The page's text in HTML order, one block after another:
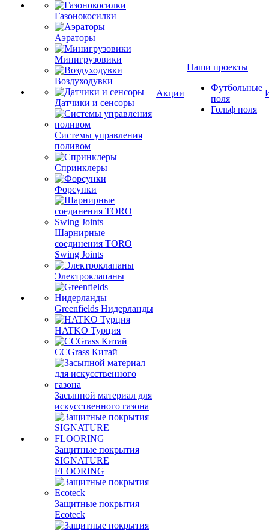
Газонокосилки
Аэраторы
Минигрузовики
Воздуходувки
Датчики и сенсоры
Системы управления
поливом
Спринклеры
Форсунки
Шарнирные
соединения TORO
Swing Joints
Электроклапаны
Greenfields Нидерланды
HATKO Турция
CCGrass Китай
Засыпной материал для
искусственного газона
Защитные покрытия
SIGNATURE
FLOORING
Защитные покрытия
Ecoteck
Акции
Наши проекты
Футбольные
поля
Гольф поля